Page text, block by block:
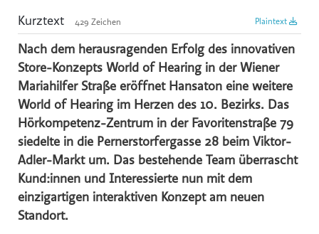
Schultz Gruppe
TVB Ferienregion Fügen-Kaltenbach im Zillertal
TYROLIT
Zukunftsbüro ZTB
(f)acts p8 digital
Tiroler Gebietskrankenkasse
IWO - Institut für Wärme und Öltechnik
z.l.ö. - zukunft.lehre.österreich.
Kurztext 429 Zeichen Plaintext
Nach dem herausragenden Erfolg des innovativen
Store-Konzepts World of Hearing in der Wiener
Mariahilfer Straße eröffnet Hansaton eine weitere
World of Hearing im Herzen des 10. Bezirks. Das
Hörkompetenz-Zentrum in der Favoritenstraße 79
siedelte in die Pernerstorfergasse 28 beim Viktor-
Adler-Markt um. Das bestehende Team überrascht
Kund:innen und Interessierte nun mit dem
einzigartigen interaktiven Konzept am neuen
Standort.